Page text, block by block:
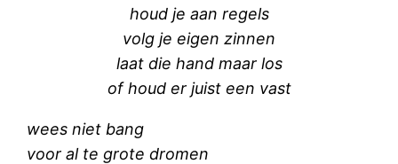
houd je aan regels
volg je eigen zinnen
laat die hand maar los
of houd er juist een vast
wees niet bang
voor al te grote dromen